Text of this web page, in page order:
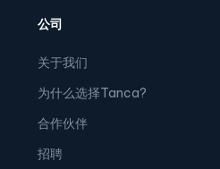
公司
关于我们
为什么选择Tanca?
合作伙伴
招聘